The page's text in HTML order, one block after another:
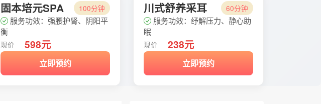
固本培元SPA 100分钟
服务功效：强腰护肾、阴阳平
衡
现价 598元
立即预约
川式舒养采耳 60分钟
服务功效：纾解压力、静心助
眠
现价 238元
立即预约